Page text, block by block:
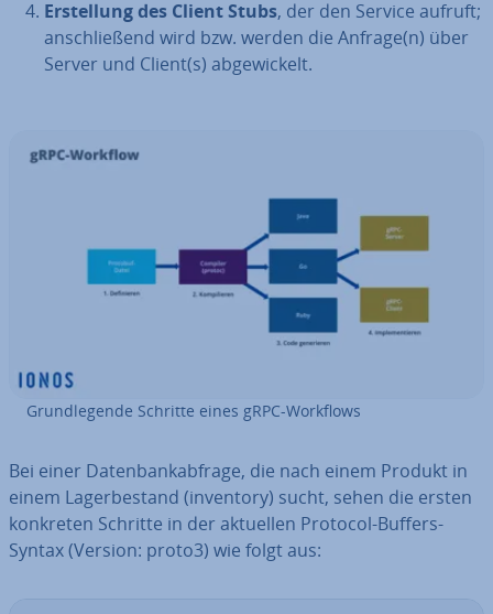
Er­stel­lung des Client Stubs, der den Service aufruft;
an­schlie­ßend wird bzw. werden die Anfrage(n) über
Server und Client(s) ab­ge­wi­ckelt.
Grund­le­gen­de Schritte eines gRPC-Workflows
Bei einer Da­ten­bank­ab­fra­ge, die nach einem Produkt in
einem La­ger­be­stand (inventory) sucht, sehen die ersten
konkreten Schritte in der aktuellen Protocol-Buffers-
Syntax (Version: proto3) wie folgt aus: